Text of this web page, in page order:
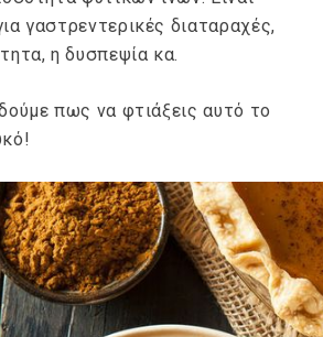
γαστρεντερικές διαταραχές,
η δυσπεψία κα.
πως να φτιάξεις αυτό το